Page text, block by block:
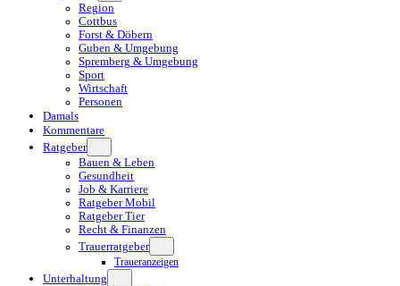
Region
Cottbus
Forst & Döbern
Guben & Umgebung
Spremberg & Umgebung
Sport
Wirtschaft
Personen
Damals
Kommentare
Ratgeber
Bauen & Leben
Gesundheit
Job & Karriere
Ratgeber Mobil
Ratgeber Tier
Recht & Finanzen
Trauerratgeber
Traueranzeigen
Unterhaltung